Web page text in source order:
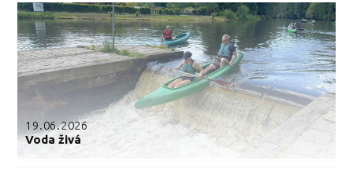
19.06.2026
Voda živá